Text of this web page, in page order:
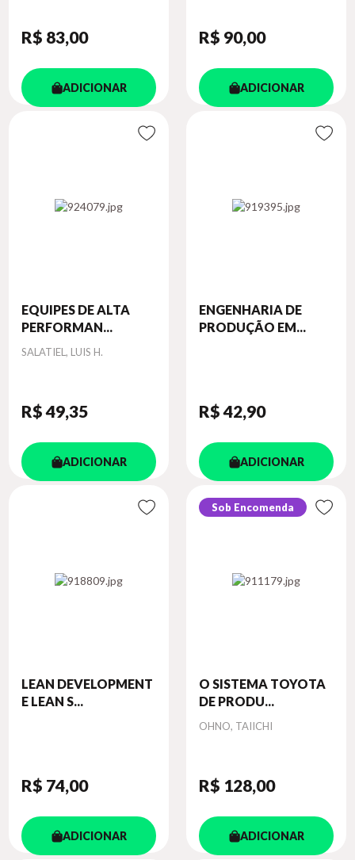
R$ 83,00
ADICIONAR
R$ 90,00
ADICIONAR
EQUIPES DE ALTA
PERFORMAN...
Autor
SALATIEL, LUIS H.
R$ 49,35
ADICIONAR
ENGENHARIA DE
PRODUÇÃO EM...
R$ 42,90
ADICIONAR
LEAN DEVELOPMENT
E LEAN S...
R$ 74,00
ADICIONAR
Sob Encomenda
O SISTEMA TOYOTA
DE PRODU...
Autor
OHNO, TAIICHI
R$ 128,00
ADICIONAR